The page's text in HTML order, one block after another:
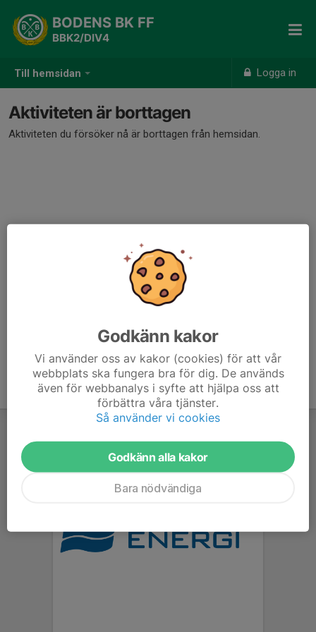
Till hemsidan Logga in
BODENS BK FF
BBK2/DIV4
Aktiviteten är borttagen
Aktiviteten du försöker nå är borttagen från hemsidan.
Godkänn kakor
Vi använder oss av kakor (cookies) för att vår
webbplats ska fungera bra för dig. De används
även för webbanalys i syfte att hjälpa oss att
förbättra våra tjänster.
Så använder vi cookies
Godkänn alla kakor
Bara nödvändiga